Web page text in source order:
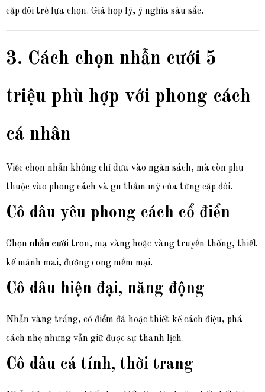
cặp đôi trẻ lựa chọn. Giá hợp lý, ý nghĩa sâu sắc.
3. Cách chọn nhẫn cưới 5
triệu phù hợp với phong cách
cá nhân
Việc chọn nhẫn không chỉ dựa vào ngân sách, mà còn phụ
thuộc vào phong cách và gu thẩm mỹ của từng cặp đôi.
Cô dâu yêu phong cách cổ điển
Chọn nhẫn cưới trơn, mạ vàng hoặc vàng truyền thống, thiết
kế mảnh mai, đường cong mềm mại.
Cô dâu hiện đại, năng động
Nhẫn vàng trắng, có điểm đá hoặc thiết kế cách điệu, phá
cách nhẹ nhưng vẫn giữ được sự thanh lịch.
Cô dâu cá tính, thời trang